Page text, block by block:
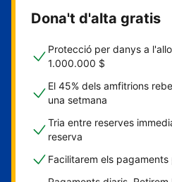
Dona't d'alta gratis
Protecció per danys a
1.000.000 $
El 45% dels amfitrions
una setmana
Tria entre reserves
reserva
Facilitarem els pagaments